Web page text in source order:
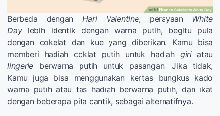
Berbeda dengan Hari Valentine, perayaan White
Daylebih identik dengan warna putih, begitu pula
dengan cokelat dan kue yang diberikan. Kamu bisa
memberi hadiah coklat putih untuk hadiah giriatau
lingerie berwarna putih untuk pasangan. Jika tidak,
Kamu juga bisa menggunakan kertas bungkus kado
warna putih atau tas hadiah berwarna putih, dan ikat
dengan beberapa pita cantik, sebagai alternatifnya.